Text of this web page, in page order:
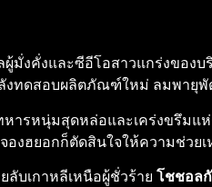
มั่งคั่งและซีอีโอสาวแกร่งของบ
งทดสอบผลิตภัณฑ์ใหม่ ลมพายุ
หารหนุ่มสุดหล่อและเคร่งขรึมแ
ฮยอกก็ตัดสินใจให้ความช่วย
บเกาหลีเหนือผู้ชั่วร้าย โชชอล